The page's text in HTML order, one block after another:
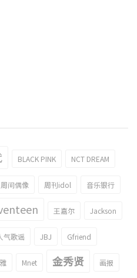
BLACK PINK NCT DREAM
周间偶像 周刊idol 音乐银行
王嘉尔 Jackson
气歌谣 JBJ Gfriend
Mnet 金秀贤 画报